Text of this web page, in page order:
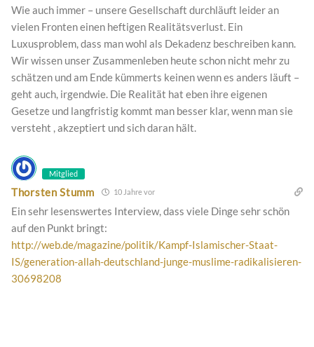
Wie auch immer – unsere Gesellschaft durchläuft leider an
vielen Fronten einen heftigen Realitätsverlust. Ein
Luxusproblem, dass man wohl als Dekadenz beschreiben kann.
Wir wissen unser Zusammenleben heute schon nicht mehr zu
schätzen und am Ende kümmerts keinen wenn es anders läuft –
geht auch, irgendwie. Die Realität hat eben ihre eigenen
Gesetze und langfristig kommt man besser klar, wenn man sie
versteht , akzeptiert und sich daran hält.
Mitglied
Thorsten Stumm 10 Jahre vor
Ein sehr lesenswertes Interview, dass viele Dinge sehr schön
auf den Punkt bringt:
http://web.de/magazine/politik/Kampf-Islamischer-Staat-
IS/generation-allah-deutschland-junge-muslime-radikalisieren-
30698208